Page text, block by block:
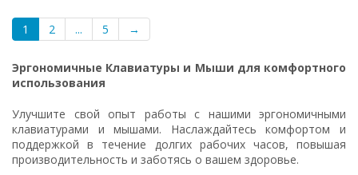
1 2 ... 5 →
Эргономичные Клавиатуры и Мыши для комфортного
использования
Улучшите свой опыт работы с нашими эргономичными
клавиатурами и мышами. Наслаждайтесь комфортом и
поддержкой в течение долгих рабочих часов, повышая
производительность и заботясь о вашем здоровье.